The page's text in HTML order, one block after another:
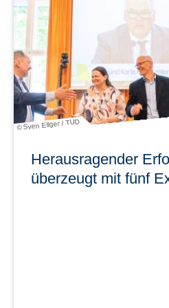
© Sven Ellger / TUD
Herausragender
überzeugt mit fünf